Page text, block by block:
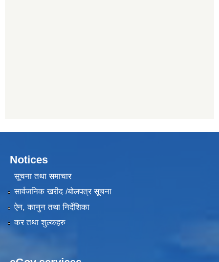
Notices
सूचना तथा समाचार
सार्वजनिक खरीद /बोलपत्र सूचना
ऐन, कानुन तथा निर्देशिका
कर तथा शुल्कहरु